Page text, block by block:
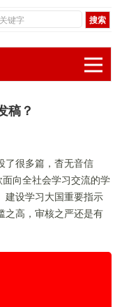
稿？
了很多篇，杳无音信
向全社会学习交流的学
建设学习大国重要指示
之高，审核之严还是有